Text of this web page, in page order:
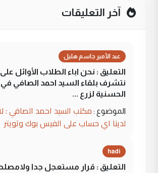
آخر التعليقات
عبد الأمير جاسم هليل
التعليق : نحن اباء الطلاب الأوائل
نتشرف بلقاء السيد احمد الصافي في
الحسنية لزرع ...
الموضوع : مكتب السيد احمد الصافي :
لدينا اي حساب على الفيس بوك وتويتر
hadi
التعليق : قرار مستعجل جدا